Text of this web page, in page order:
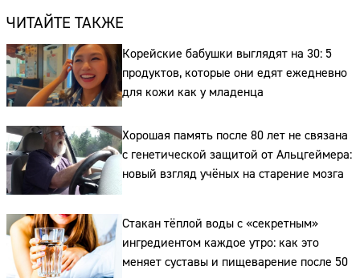
ЧИТАЙТЕ ТАКЖЕ
Корейские бабушки выглядят на 30: 5
продуктов, которые они едят ежедневно
для кожи как у младенца
Хорошая память после 80 лет не связана
с генетической защитой от Альцгеймера:
новый взгляд учёных на старение мозга
Стакан тёплой воды с «секретным»
ингредиентом каждое утро: как это
меняет суставы и пищеварение после 50
Сайт:
Адрес: